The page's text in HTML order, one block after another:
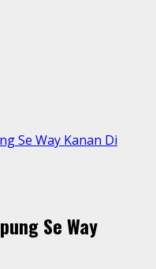
Se Way Kanan Di
Se Way